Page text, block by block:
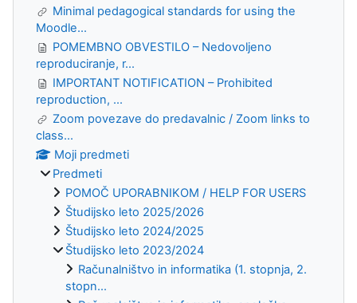
Minimal pedagogical standards for using the
Moodle...
POMEMBNO OBVESTILO – Nedovoljeno
reproduciranje, r...
IMPORTANT NOTIFICATION – Prohibited
reproduction, ...
Zoom povezave do predavalnic / Zoom links to
class...
Moji predmeti
Predmeti
POMOČ UPORABNIKOM / HELP FOR USERS
Študijsko leto 2025/2026
Študijsko leto 2024/2025
Študijsko leto 2023/2024
Računalništvo in informatika (1. stopnja, 2.
stopn...